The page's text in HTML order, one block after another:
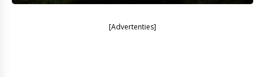
[Advertenties]